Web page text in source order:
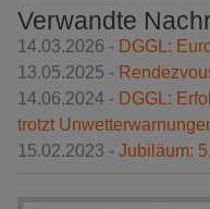
Verwandte
14.03.2026 - DGGL:
13.05.2025 -
14.06.2024 - DGGL:
trotzt
15.02.2023 - Jubiläum: